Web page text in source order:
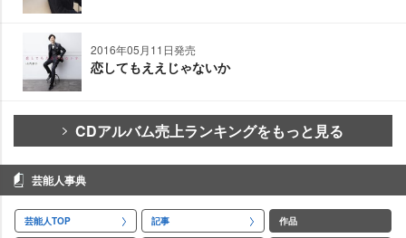
2016年05月11日発売
恋してもええじゃないか
CDアルバム売上ランキングをもっと見る
芸能人事典
芸能人TOP 記事 作品